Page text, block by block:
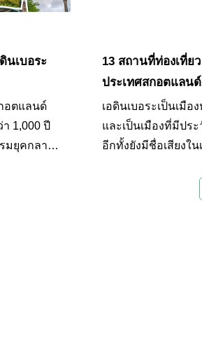
นเบอระ
อตแลนด์
1,000 ปี
มยุคกลาง
จักรที่ควร
องการ
องเก่า
13 สถานที่ท่องเที่ย
ประเทศสกอตแลนด์
เอดินเบอระเป็นเมื
และเป็นเมืองที่มีปร
อีกทั้งยังมีชื่อเสียงใ
เป็นหนึ่งในเมืองมร
ค่าแก่การไปเที่ยวช